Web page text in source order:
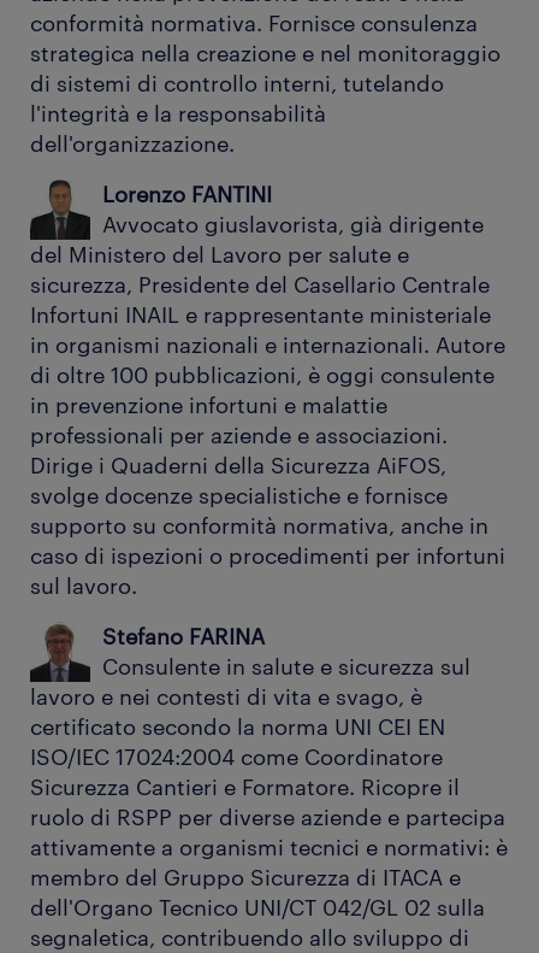
conformità normativa. Fornisce consulenza
strategica nella creazione e nel monitoraggio
di sistemi di controllo interni, tutelando
l'integrità e la responsabilità
dell'organizzazione.
Lorenzo FANTINI
Avvocato giuslavorista, già dirigente
del Ministero del Lavoro per salute e
sicurezza, Presidente del Casellario Centrale
Infortuni INAIL e rappresentante ministeriale
in organismi nazionali e internazionali. Autore
di oltre 100 pubblicazioni, è oggi consulente
in prevenzione infortuni e malattie
professionali per aziende e associazioni.
Dirige i Quaderni della Sicurezza AiFOS,
svolge docenze specialistiche e fornisce
supporto su conformità normativa, anche in
caso di ispezioni o procedimenti per infortuni
sul lavoro.
Stefano FARINA
Consulente in salute e sicurezza sul
lavoro e nei contesti di vita e svago, è
certificato secondo la norma UNI CEI EN
ISO/IEC 17024:2004 come Coordinatore
Sicurezza Cantieri e Formatore. Ricopre il
ruolo di RSPP per diverse aziende e partecipa
attivamente a organismi tecnici e normativi: è
membro del Gruppo Sicurezza di ITACA e
dell'Organo Tecnico UNI/CT 042/GL 02 sulla
segnaletica, contribuendo allo sviluppo di